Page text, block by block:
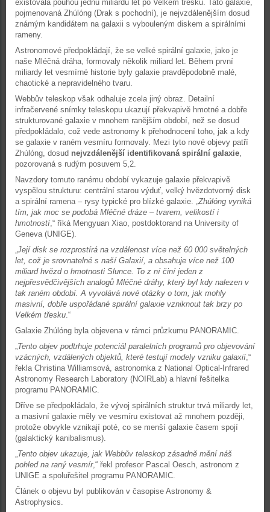
existovala pouhou jednu miliardu let po Velkém třesku. Tato galaxie,
pojmenovaná Zhúlóng (Drak s pochodní), je nejvzdálenějším dosud
známým kandidátem na galaxii s vybouleným diskem a spirálními
rameny.
Astronomové předpokládají, že se velké spirální galaxie, jako je
naše Mléčná dráha, formovaly několik miliard let. Během první
miliardy let vesmírné historie byly galaxie pravděpodobně malé,
chaotické a nepravidelného tvaru.
Webbův teleskop však odhaluje zcela jiný obraz. Detailní
infračervené snímky teleskopu ukazují překvapivě hmotné a dobře
strukturované galaxie v mnohem ranějším období, než se dosud
předpokládalo, což vede astronomy k přehodnocení toho, jak a kdy
se galaxie v raném vesmíru formovaly. Mezi tyto nové objevy patří
Zhúlóng, dosud nejvzdálenější identifikovaná spirální galaxie
pozorovaná s rudým posuvem 5,2.
Navzdory tomuto ranému období vykazuje galaxie překvapivě
vyspělou strukturu: centrální starou výduť, velký hvězdotvorný disk
a spirální ramena – rysy typické pro blízké galaxie. „ Zhúlóng vyniká
tím, jak moc se podobá Mléčné dráze – tvarem, velikostí i
hmotností,“ říká Mengyuan Xiao, postdoktorand na University of
Geneva (UNIGE).
Její disk se rozprostírá na vzdálenost více než 60 000 světelných
let, což je srovnatelné s naší Galaxií, a obsahuje více než 100
miliard hvězd o hmotnosti Slunce. To z ní činí jeden z
nejpřesvědčivějších analogů Mléčné dráhy, který byl kdy nalezen v
tak raném období. A vyvolává nové otázky o tom, jak mohly
masivní, dobře uspořádané spirální galaxie vzniknout tak brzy po
Velkém třesku .“
Galaxie Zhúlóng byla objevena v rámci průzkumu PANORAMIC.
Tento objev podtrhuje potenciál paralelních programů pro objevování
vzácných, vzdálených objektů, které testují modely vzniku galaxií,“
řekla Christina Williamsová, astronomka z National Optical-Infrared
Astronomy Research Laboratory (NOIRLab) a hlavní řešitelka
programu PANORAMIC.
Dříve se předpokládalo, že vývoj spirálních struktur trvá miliardy let,
a masivní galaxie měly ve vesmíru existovat až mnohem později,
protože obvykle vznikají poté, co se menší galaxie časem spojí
(galaktický kanibalismus).
Tento objev ukazuje, jak Webbův teleskop zásadně mění náš
pohled na raný vesmír,“ řekl profesor Pascal Oesch, astronom z
UNIGE a spoluřešitel programu PANORAMIC.
Článek o objevu byl publikován v časopise Astronomy &
Astrophysics.